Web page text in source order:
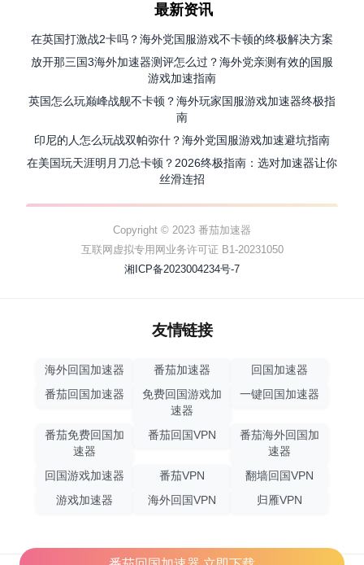
最新资讯
在英国打激战2卡吗？海外党国服游戏不卡顿的终极解决方案
放开那三国3海外加速器测评怎么过？海外党亲测有效的国服
游戏加速指南
英国怎么玩巅峰战舰不卡顿？海外玩家国服游戏加速器终极指
南
印尼的人怎么玩战双帕弥什？海外党国服游戏加速避坑指南
在美国玩天涯明月刀总卡顿？2026终极指南：选对加速器让你
丝滑连招
Copyright © 2023 番茄加速器
互联网虚拟专用网业务许可证 B1-20231050
湘ICP备2023004234号-7
友情链接
海外回国加速器 番茄加速器
回国加速器
番茄回国加速器
免费回国游戏加
速器
一键回国加速器
番茄免费回国加
速器
番茄回国VPN
番茄海外回国加
速器
回国游戏加速器
番茄VPN
翻墙回国VPN
游戏加速器
海外回国VPN 归雁VPN